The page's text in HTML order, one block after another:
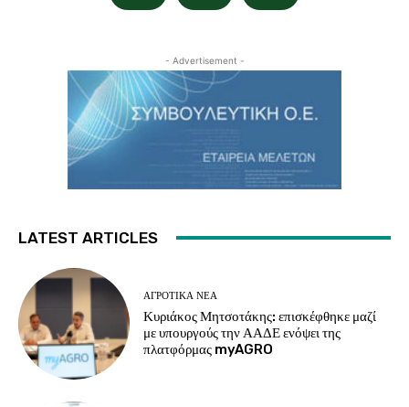
- Advertisement -
LATEST ARTICLES
ΑΓΡΟΤΙΚΆ ΝΈΑ
Κυριάκος Μητσοτάκης: επισκέφθηκε μαζί
με υπουργούς την ΑΑΔΕ ενόψει της
πλατφόρμας myAGRO